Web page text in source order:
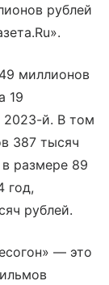
рублей
миллионов
19
2023-й. В том
387 тысяч
размере 89
год,
рублей.
— это